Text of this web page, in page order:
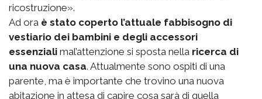
ricostruzione».
Ad ora è stato coperto l’attuale fabbisogno di
vestiario dei bambini e degli accessori
essenziali mal’attenzione si sposta nella ricerca di
una nuova casa. Attualmente sono ospiti di una
parente, ma è importante che trovino una nuova
abitazione in attesa di capire cosa sarà di quella